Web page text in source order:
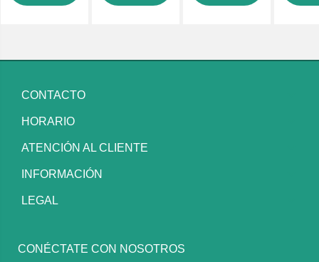
CONTACTO
HORARIO
ATENCIÓN AL CLIENTE
INFORMACIÓN
LEGAL
CONÉCTATE CON NOSOTROS